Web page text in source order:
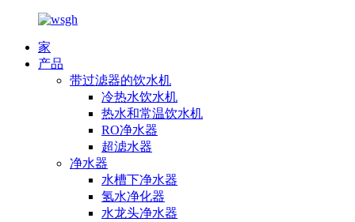
家
产品
带过滤器的饮水机
冷热水饮水机
热水和常温饮水机
RO净水器
超滤水器
净水器
水槽下净水器
氢水净化器
水龙头净水器